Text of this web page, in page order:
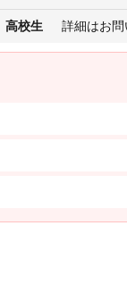
高校生 詳細はお